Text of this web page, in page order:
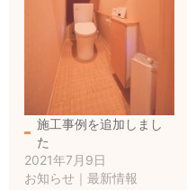
施工事例を追加しまし
た
2021年7月9日
お知らせ｜最新情報